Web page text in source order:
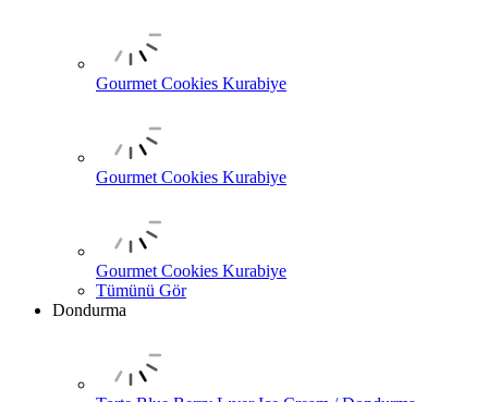
Gourmet Cookies Kurabiye
Gourmet Cookies Kurabiye
Gourmet Cookies Kurabiye
Tümünü Gör
Dondurma